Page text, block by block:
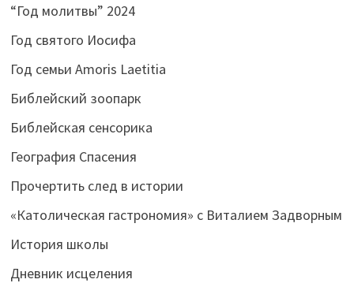
“Год молитвы” 2024
Год святого Иосифа
Год семьи Amoris Laetitia
Библейский зоопарк
Библейская сенсорика
География Спасения
Прочертить след в истории
«Католическая гастрономия» с Виталием Задворным
История школы
Дневник исцеления